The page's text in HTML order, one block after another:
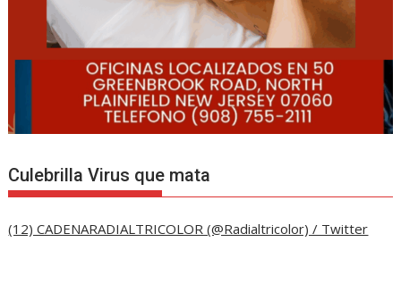
Culebrilla Virus que mata
(12) CADENARADIALTRICOLOR (@Radialtricolor) / Twitter